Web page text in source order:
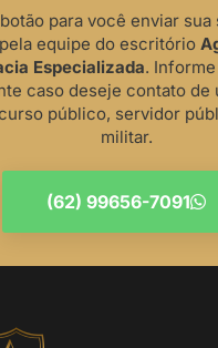
para você enviar sua
equipe do escritório
Especializada.
caso deseje contato de
público, servidor
militar.
(62) 99656-7091